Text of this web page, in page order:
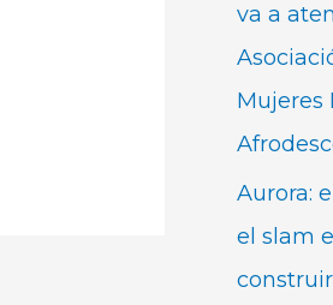
va a
Mujeres
Aurora:
el slam